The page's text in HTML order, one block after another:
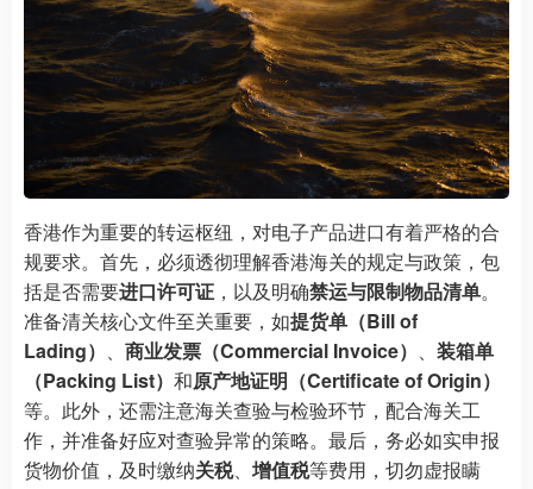
香港作为重要的转运枢纽，对电子产品进口有着严格的合
规要求。首先，必须透彻理解香港海关的规定与政策，包
括是否需要进口许可证 ，以及明确禁运与限制物品清单。
准备清关核心文件至关重要，如提货单（Bill of
Lading） 、 商业发票（Commercial Invoice） 、 装箱单
（Packing List） 和原产地证明（Certificate of Origin）
等。此外，还需注意海关查验与检验环节，配合海关工
作，并准备好应对查验异常的策略。最后，务必如实申报
货物价值，及时缴纳关税、 增值税等费用，切勿虚报瞒